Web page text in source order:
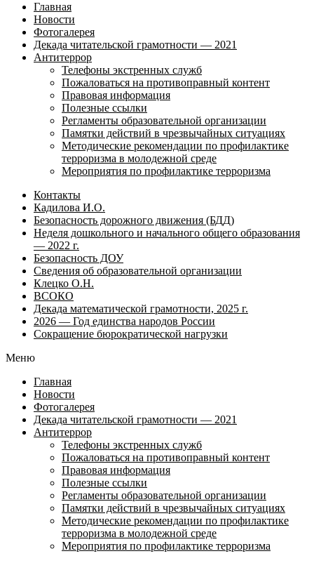
Главная
Новости
Фотогалерея
Декада читательской грамотности — 2021
Антитеррор
Телефоны экстренных служб
Пожаловаться на противоправный контент
Правовая информация
Полезные ссылки
Регламенты образовательной организации
Памятки действий в чрезвычайных ситуациях
Методические рекомендации по профилактике
терроризма в молодежной среде
Мероприятия по профилактике терроризма
Контакты
Кадилова И.О.
Безопасность дорожного движения (БДД)
Неделя дошкольного и начального общего образования
— 2022 г.
Безопасность ДОУ
Сведения об образовательной организации
Клецко О.Н.
ВСОКО
Декада математической грамотности, 2025 г.
2026 — Год единства народов России
Сокращение бюрократической нагрузки
Меню
Главная
Новости
Фотогалерея
Декада читательской грамотности — 2021
Антитеррор
Телефоны экстренных служб
Пожаловаться на противоправный контент
Правовая информация
Полезные ссылки
Регламенты образовательной организации
Памятки действий в чрезвычайных ситуациях
Методические рекомендации по профилактике
терроризма в молодежной среде
Мероприятия по профилактике терроризма